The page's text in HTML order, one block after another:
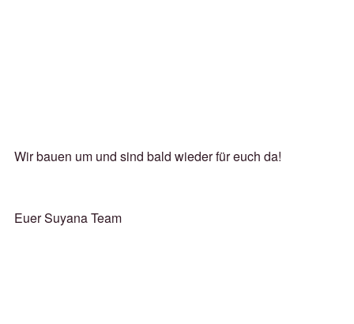
Wir bauen um und sind bald wieder für euch da!
Euer Suyana Team